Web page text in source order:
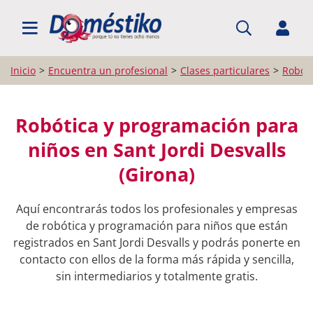
BUSCAR PROFESIONALES
Inicio Encuentra un profesional Clases particulares
Robótica y programación para
niños en Sant Jordi Desvalls
(Girona)
Aquí encontrarás todos los profesionales y empresas
de robótica y programación para niños que están
registrados en Sant Jordi Desvalls y podrás ponerte en
contacto con ellos de la forma más rápida y sencilla,
sin intermediarios y totalmente gratis.